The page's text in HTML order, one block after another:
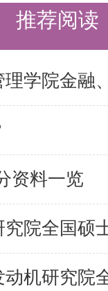
交《清华
年清华
华大学自
及录取办
节约时间
推荐阅读
资料一览